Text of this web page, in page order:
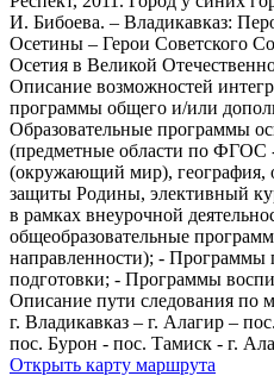
И. Бибоева. – Владикавказ:
Осетины – Герои Советского
Осетия в Великой
Описание возможностей
программы общего и/или
Образовательные программы
(предметные области по ФГОС -
(окружающий мир), география,
защиты Родины, элективный
в рамках внеурочной
общеобразовательные
направленности); - Программы
подготовки; - Программы
Описание пути следования по
г. Владикавказ – г. Алагир –
пос. Бурон - пос. Тамиск - г.
Открыть карту маршрута